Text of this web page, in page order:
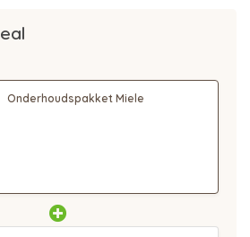
Onderhoudspakket Miele